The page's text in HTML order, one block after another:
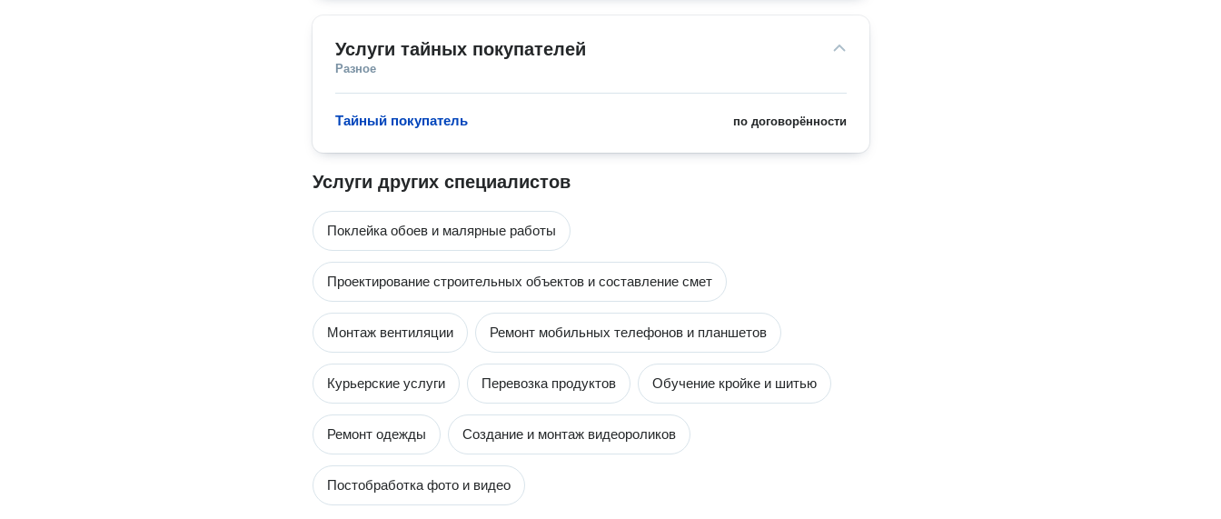
Услуги тайных покупателей
Разное
по договорённости
Тайный покупатель
Услуги других специалистов
Поклейка обоев и малярные работы
Проектирование строительных объектов и составление смет
Монтаж вентиляции Ремонт мобильных телефонов и планшетов
Курьерские услуги Перевозка продуктов Обучение кройке и шитью
Ремонт одежды Создание и монтаж видеороликов
Постобработка фото и видео